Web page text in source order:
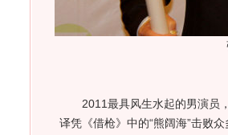
2011最具风生水起的男演员，
译凭《借枪》中的“熊阔海”击败